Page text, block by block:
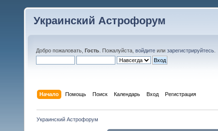
Украинский Астрофорум
Добро пожаловать, Гость . Пожалуйста, войдите или зарегистрируйтесь
Начало Помощь Поиск Календарь Вход Регистрация
Украинский Астрофорум